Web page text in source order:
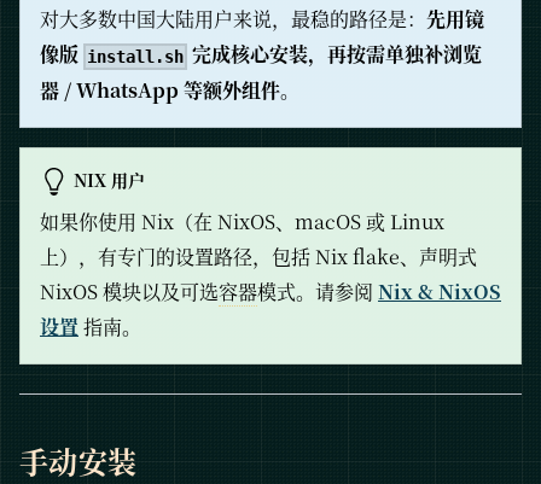
对大多数中国大陆用户来说，最稳的路径是： 先用镜
像版 install.sh 完成核心安装，再按需单独补浏览
器 / WhatsApp 等额外组件。
NIX 用户
如果你使用 Nix（在 NixOS、macOS 或 Linux
上），有专门的设置路径，包括 Nix flake、声明式
NixOS 模块以及可选容器模式。请参阅 Nix & NixOS
设置 指南。
手动安装